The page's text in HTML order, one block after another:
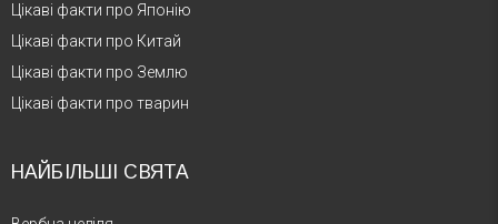
Цікаві факти про Японію
Цікаві факти про Китай
Цікаві факти про Землю
Цікаві факти про тварин
НАЙБІЛЬШІ СВЯТА